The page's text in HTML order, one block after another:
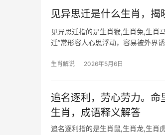
见异思迁是什么生肖，揭
见异思迁指的是生肖猴,生肖兔,生肖
迁”常形容人心思浮动，容易被外界
生肖解说 2026年5月6日
追名逐利，劳心劳力。
生肖，成语释义解答
追名逐利指的是生肖鼠,生肖龙,生肖